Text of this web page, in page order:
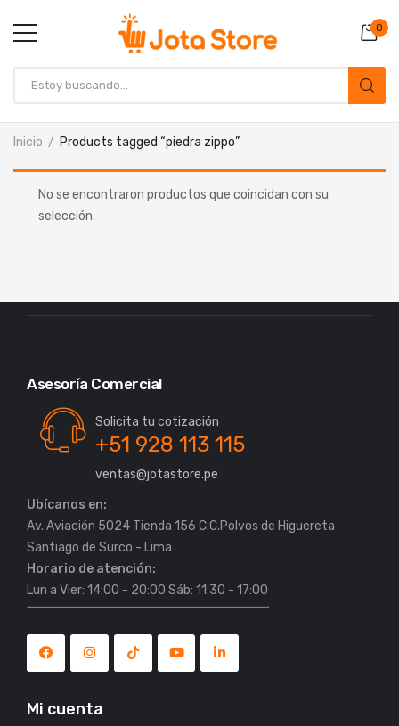
0
Inicio Products tagged “piedra zippo”
No se encontraron productos que coincidan con su
selección.
Asesoría Comercial
Solicita tu cotización
+51 928 113 115
ventas@jotastore.pe
Ubícanos en:
Av. Aviación 5024 Tienda 156 C.C.Polvos de Higuereta
Horario de atención:
Lun a Vier: 14:00 - 20:00 Sáb: 11:30 - 17:00
Mi cuenta